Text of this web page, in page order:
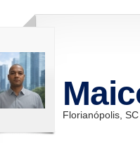
Florianópolis, SC